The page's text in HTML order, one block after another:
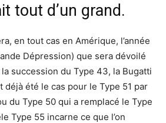
tout d’un grand.
en tout cas en Amérique, l’année
Dépression) que sera dévoilé
succession du Type 43, la Bugatti
déjà été le cas pour le Type 51 par
du Type 50 qui a remplacé le Type
Type 55 incarne ce que l’on